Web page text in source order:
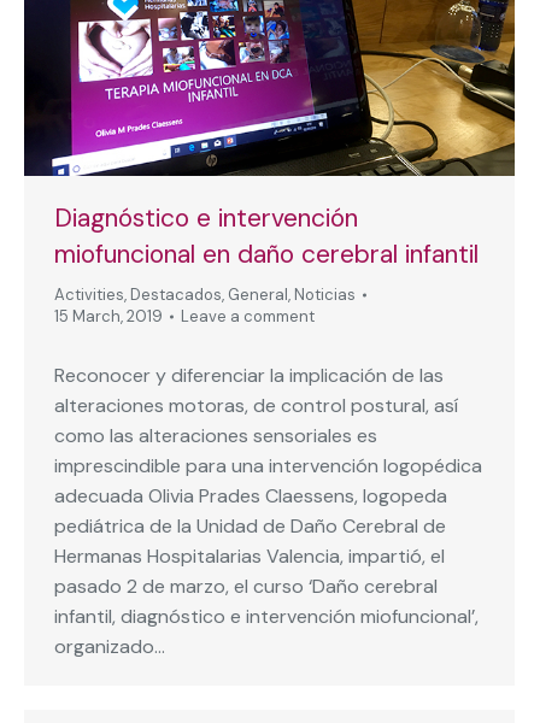
Diagnóstico e intervención
miofuncional en daño cerebral infantil
Activities, Destacados, General, Noticias
15 March, 2019
Leave a comment
Reconocer y diferenciar la implicación de las
alteraciones motoras, de control postural, así
como las alteraciones sensoriales es
imprescindible para una intervención logopédica
adecuada Olivia Prades Claessens, logopeda
pediátrica de la Unidad de Daño Cerebral de
Hermanas Hospitalarias Valencia, impartió, el
pasado 2 de marzo, el curso ‘Daño cerebral
infantil, diagnóstico e intervención miofuncional’,
organizado…